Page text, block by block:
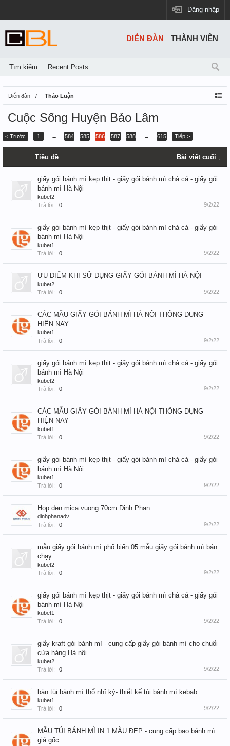
Đăng nhập
Diễn đàn Thảo Luận
Cuộc Sống Huyện Bảo Lâm
< Trước 1 ← 584 585 586 587 588 → 615 Tiếp >
Tiêu đề Bài viết cuối ↓
giấy gói bánh mì kẹp thịt - giấy gói bánh mì chả cá - giấy gói
bánh mì Hà Nội
kubet2
Trả lời:
0 9/2/22
giấy gói bánh mì kẹp thịt - giấy gói bánh mì chả cá - giấy gói
bánh mì Hà Nội
kubet1
Trả lời:
0 9/2/22
ƯU ĐIỂM KHI SỬ DỤNG GIẤY GÓI BÁNH MÌ HÀ NỘI
kubet2
Trả lời:
0 9/2/22
CÁC MẪU GIẤY GÓI BÁNH MÌ HÀ NỘI THÔNG DỤNG
HIỆN NAY
kubet1
Trả lời:
0 9/2/22
giấy gói bánh mì kẹp thịt - giấy gói bánh mì chả cá - giấy gói
bánh mì Hà Nội
kubet2
Trả lời:
0 9/2/22
CÁC MẪU GIẤY GÓI BÁNH MÌ HÀ NỘI THÔNG DỤNG
HIỆN NAY
kubet1
Trả lời:
0 9/2/22
giấy gói bánh mì kẹp thịt - giấy gói bánh mì chả cá - giấy gói
bánh mì Hà Nội
kubet1
Trả lời:
0 9/2/22
Hop den mica vuong 70cm Dinh Phan
dinhphanadv
Trả lời:
0 9/2/22
mẫu giấy gói bánh mì phổ biến 05 mẫu giấy gói bánh mì bán
chạy
kubet2
Trả lời:
0 9/2/22
giấy gói bánh mì kẹp thịt - giấy gói bánh mì chả cá - giấy gói
bánh mì Hà Nội
kubet1
Trả lời:
0 9/2/22
giấy kraft gói bánh mì - cung cấp giấy gói bánh mì cho chuổi
cửa hàng Hà nội
kubet2
Trả lời:
0 9/2/22
bán túi bánh mì thổ nhĩ kỳ- thiết kế túi bánh mì kebab
kubet1
Trả lời:
0 9/2/22
MẪU TÚI BÁNH MÌ IN 1 MÀU ĐẸP - cung cấp bao bánh mì
giá gốc
DIỄN ĐÀN
Tìm kiếm Recent Posts
THÀNH VIÊN